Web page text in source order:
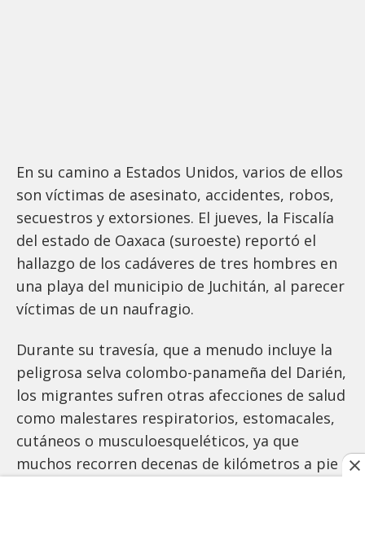
En su camino a Estados Unidos, varios de ellos
son víctimas de asesinato, accidentes, robos,
secuestros y extorsiones. El jueves, la Fiscalía
del estado de Oaxaca (suroeste) reportó el
hallazgo de los cadáveres de tres hombres en
una playa del municipio de Juchitán, al parecer
víctimas de un naufragio.
Durante su travesía, que a menudo incluye la
peligrosa selva colombo-panameña del Darién,
los migrantes sufren otras afecciones de salud
como malestares respiratorios, estomacales,
cutáneos o musculoesqueléticos, ya que
muchos recorren decenas de kilómetros a pie